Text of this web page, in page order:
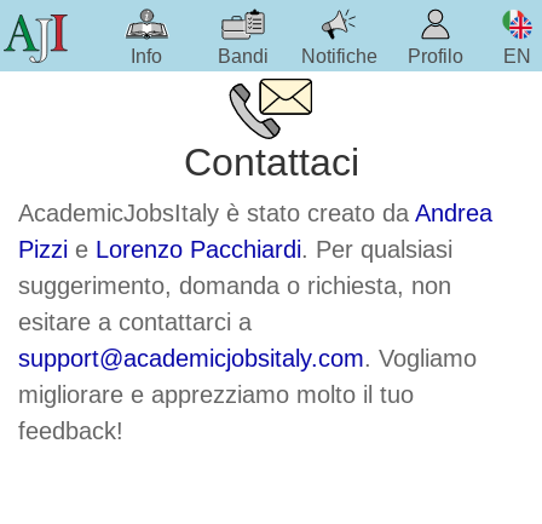
Info Bandi Notifiche Profilo EN
Contattaci
AcademicJobsItaly è stato creato da Andrea
Pizzi e Lorenzo Pacchiardi. Per qualsiasi
suggerimento, domanda o richiesta, non
esitare a contattarci a
support@academicjobsitaly.com. Vogliamo
migliorare e apprezziamo molto il tuo
feedback!